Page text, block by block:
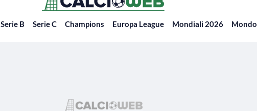
Serie B Serie C Champions Europa League Mondiali 2026 Mondo